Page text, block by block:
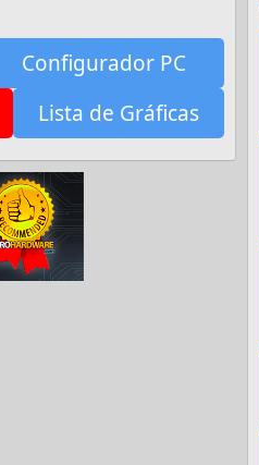
Configurador PC
Lista de Gráficas